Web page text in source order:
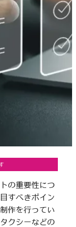
の重要性につ
すべきポイン
作を行ってい
クシーなどの